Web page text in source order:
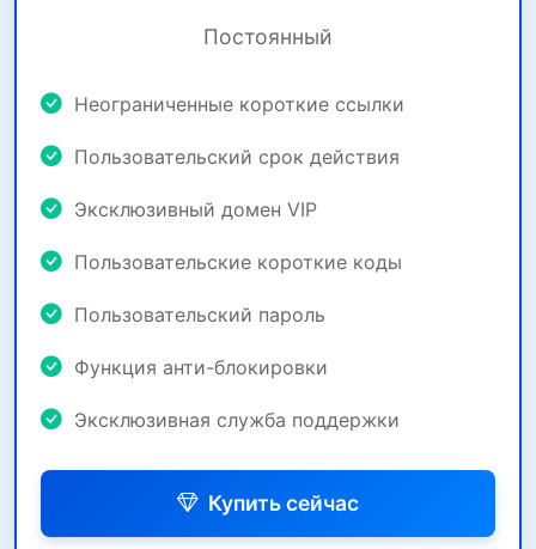
Постоянный
Неограниченные короткие ссылки
Пользовательский срок действия
Эксклюзивный домен VIP
Пользовательские короткие коды
Пользовательский пароль
Функция анти-блокировки
Эксклюзивная служба поддержки
Купить сейчас